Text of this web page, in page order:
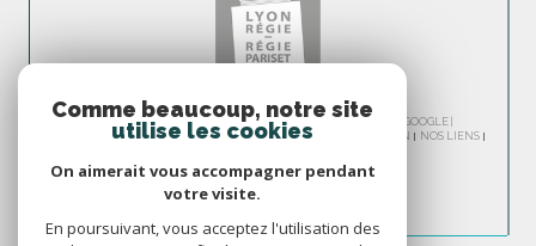
© 2026 | TOUS DROITS RÉSERVÉS | TRADUCTION POWERED BY GOOGLE |
NOS HONORAIRES
PLAN DU SITE MENTIONS LÉGALES ADMIN
NOS LIENS
Comme beaucoup, notre site
utilise les cookies
On aimerait vous accompagner pendant
votre visite.
En poursuivant, vous acceptez l'utilisation des